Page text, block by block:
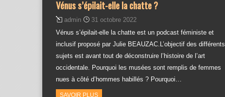
Vénus s’épilait-elle la chatte ?
admin
31 octobre 2022
Vénus s’épilait-elle la chatte est un podcast féministe et
inclusif proposé par Julie BEAUZAC.L’objectif des différents
sujets est avant tout de déconstruire l’histoire de l’art
occidentale. Pourquoi les musées sont remplis de femmes
nues à côté d’hommes habillés ? Pourquoi…
SAVOIR PLUS